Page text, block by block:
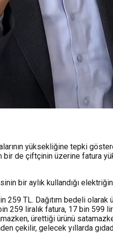
yüksekliğine tepki
de çiftçinin üzerine fatura
bir aylık kullandığı
259 TL. Dağıtım bedeli
259 liralık fatura, 17 bin
ürettiği ürünü
çekilir, gelecek yıllarda